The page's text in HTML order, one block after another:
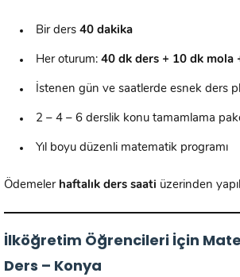
Bir ders 40 dakika
Her oturum: 40 dk ders + 10 dk mola
İstenen gün ve saatlerde esnek ders
2 – 4 – 6 derslik konu tamamlama
Yıl boyu düzenli matematik programı
Ödemeler haftalık ders saati üzerinden
İlköğretim Öğrencileri İçin
Ders – Konya